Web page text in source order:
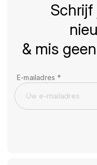
Schrijf
& mis
E-mailadres *